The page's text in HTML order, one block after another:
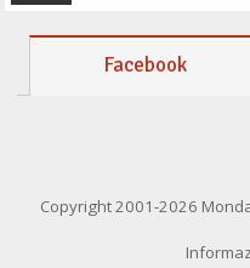
Facebook
Copyright 2001-2026